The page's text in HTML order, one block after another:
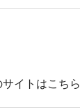
イトはこちら